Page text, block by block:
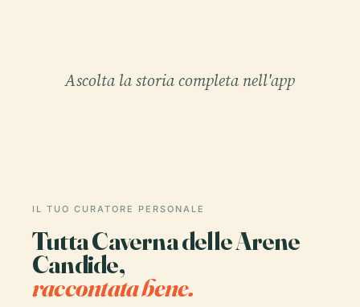
Ascolta la storia completa nell'app
IL TUO CURATORE PERSONALE
Tutta Caverna delle Arene
Candide,
raccontata bene.